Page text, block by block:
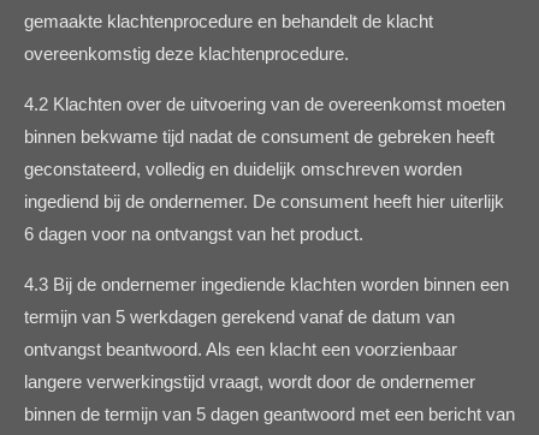
gemaakte klachtenprocedure en behandelt de klacht
overeenkomstig deze klachtenprocedure.
4.2 Klachten over de uitvoering van de overeenkomst moeten
binnen bekwame tijd nadat de consument de gebreken heeft
geconstateerd, volledig en duidelijk omschreven worden
ingediend bij de ondernemer. De consument heeft hier uiterlijk
6 dagen voor na ontvangst van het product.
4.3 Bij de ondernemer ingediende klachten worden binnen een
termijn van 5 werkdagen gerekend vanaf de datum van
ontvangst beantwoord. Als een klacht een voorzienbaar
langere verwerkingstijd vraagt, wordt door de ondernemer
binnen de termijn van 5 dagen geantwoord met een bericht van